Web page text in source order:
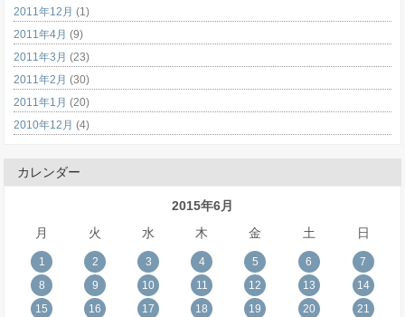
2011年12月 (1)
2011年4月 (9)
2011年3月 (23)
2011年2月 (30)
2011年1月 (20)
2010年12月 (4)
カレンダー
2015年6月
月
火 水 木 金 土 日
1 2 3 4 5 6
7
8
9 10 11 12 13
14
15
16 17 18 19 20 21